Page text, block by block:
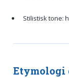
Stilistisk tone:
Etymologi